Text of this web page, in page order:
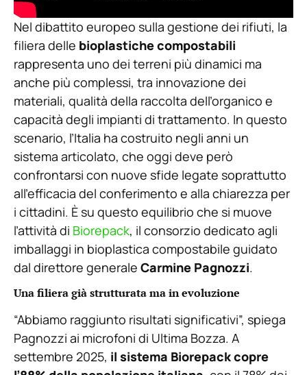
Nel dibattito europeo sulla gestione dei rifiuti, la
filiera delle bioplastiche compostabili
rappresenta uno dei terreni più dinamici ma
anche più complessi, tra innovazione dei
materiali, qualità della raccolta dell’organico e
capacità degli impianti di trattamento. In questo
scenario, l’Italia ha costruito negli anni un
sistema articolato, che oggi deve però
confrontarsi con nuove sfide legate soprattutto
all’efficacia del conferimento e alla chiarezza per
i cittadini. È su questo equilibrio che si muove
l’attività di Biorepack, il consorzio dedicato agli
imballaggi in bioplastica compostabile guidato
dal direttore generale Carmine Pagnozzi.
Una filiera già strutturata ma in evoluzione
“Abbiamo raggiunto risultati significativi”, spiega
Pagnozzi ai microfoni di Ultima Bozza. A
settembre 2025, il sistema Biorepack copre